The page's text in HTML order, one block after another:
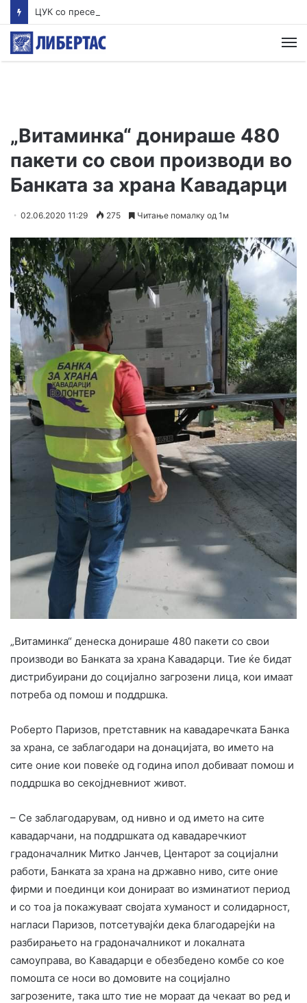
„Витаминка“ донираше 480
пакети со свои производи во
Банката за храна Кавадарци
02.06.2020 11:29 275 Читање помалку од 1м
„Витаминка“ денеска донираше 480 пакети со свои
производи во Банката за храна Кавадарци. Тие ќе бидат
дистрибуирани до социјално загрозени лица, кои имаат
потреба од помош и поддршка.
Роберто Паризов, претставник на кавадаречката Банка
за храна, се заблагодари на донацијата, во името на
сите оние кои повеќе од година ипол добиваат помош и
поддршка во секојдневниот живот.
– Се заблагодарувам, од нивно и од името на сите
кавадарчани, на поддршката од кавадаречкиот
градоначалник Митко Јанчев, Центарот за социјални
работи, Банката за храна на државно ниво, сите оние
фирми и поединци кои донираат во изминатиот период
и со тоа ја покажуваат својата хуманост и солидарност,
нагласи Паризов, потсетувајќи дека благодарејќи на
разбирањето на градоначалникот и локалната
самоуправа, во Кавадарци е обезбедено комбе со кое
помошта се носи во домовите на социјално
загрозените, така што тие не мораат да чекаат во ред и